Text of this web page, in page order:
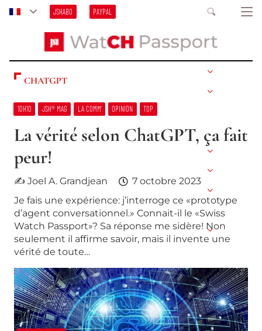
JSHABO PAYPAL
CHATGPT
10H10 JSH® MAG LA COMM’ OPINION TOP
La vérité selon ChatGPT, ça fait
peur!
✍ Joel A. Grandjean
7 octobre 2023
Je fais une expérience: j’interroge ce «prototype
d’agent conversationnel.» Connait-il le «Swiss
Watch Passport»? Sa réponse me sidère! Non
seulement il affirme savoir, mais il invente une
vérité de toute…